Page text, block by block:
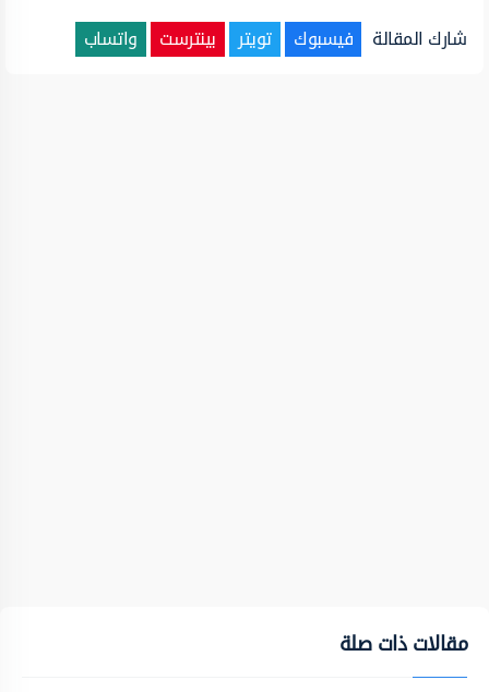
شارك المقالة فيسبوك تويتر بينترست واتساب
مقالات ذات صلة